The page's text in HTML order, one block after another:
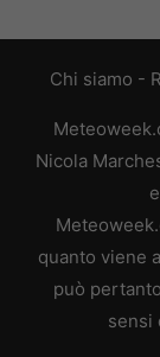
Chi siamo -
Nicola
quanto viene
può
sensi